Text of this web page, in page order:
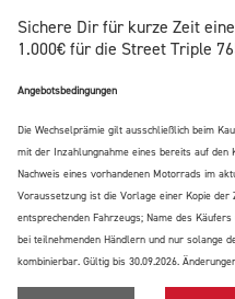
Sichere Dir für kurze Zeit
1.000€ für die Street Triple
Angebotsbedingungen
Die Wechselprämie gilt ausschließlich beim
mit der Inzahlungnahme eines bereits auf
Nachweis eines vorhandenen Motorrads im
Voraussetzung ist die Vorlage einer Kopie der
entsprechenden Fahrzeugs; Name des
bei teilnehmenden Händlern und nur solange
kombinierbar. Gültig bis 30.09.2026.